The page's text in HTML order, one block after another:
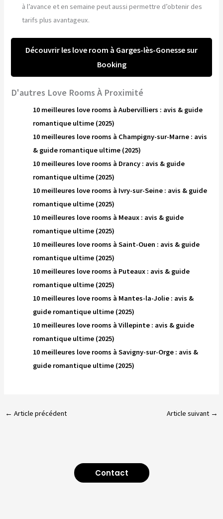
à l’avance et en semaine peut aussi permettre d’obtenir des
tarifs plus avantageux.
Découvrir les love room à Garges-lès-Gonesse sur
Booking
D'autres Love Rooms À Proximité
10 meilleures love rooms à Aubervilliers : avis & guide
romantique ultime (2025)
10 meilleures love rooms à Champigny-sur-Marne : avis
& guide romantique ultime (2025)
10 meilleures love rooms à Drancy : avis & guide
romantique ultime (2025)
10 meilleures love rooms à Ivry-sur-Seine : avis & guide
romantique ultime (2025)
10 meilleures love rooms à Meaux : avis & guide
romantique ultime (2025)
10 meilleures love rooms à Saint-Ouen : avis & guide
romantique ultime (2025)
10 meilleures love rooms à Puteaux : avis & guide
romantique ultime (2025)
10 meilleures love rooms à Mantes-la-Jolie : avis &
guide romantique ultime (2025)
10 meilleures love rooms à Villepinte : avis & guide
romantique ultime (2025)
10 meilleures love rooms à Savigny-sur-Orge : avis &
guide romantique ultime (2025)
← Article précédent Article suivant →
Contact